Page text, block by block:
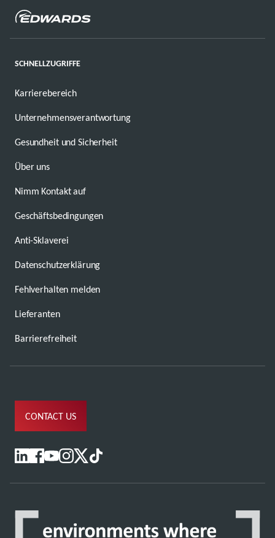
SCHNELLZUGRIFFE
Karrierebereich
Unternehmensverantwortung
Gesundheit und Sicherheit
Über uns
Nimm Kontakt auf
Geschäftsbedingungen
Anti-Sklaverei
Datenschutzerklärung
Fehlverhalten melden
Lieferanten
Barrierefreiheit
CONTACT US